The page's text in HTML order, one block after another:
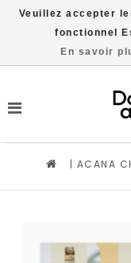
| ACANA
Veuillez accepter
fonctionnel
En savoir